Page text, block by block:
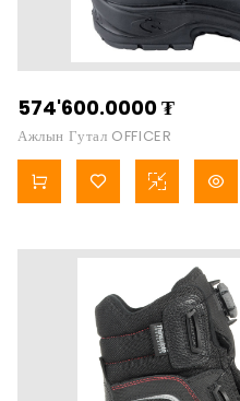
574'600.0000₮
Ажлын Гутал OFFICER